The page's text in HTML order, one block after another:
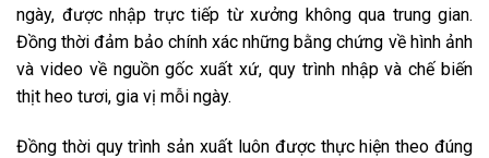
ngày, được nhập trực tiếp từ xưởng không qua trung gian.
Đồng thời đảm bảo chính xác những bằng chứng về hình ảnh
và video về nguồn gốc xuất xứ, quy trình nhập và chế biến
thịt heo tươi, gia vị mỗi ngày.
Đồng thời quy trình sản xuất luôn được thực hiện theo đúng